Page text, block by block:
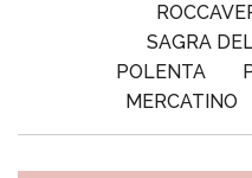
SAGRA
POLENTA
MERCATINO